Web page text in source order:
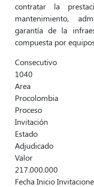
contratar la
mantenimiento,
garantía de la
compuesta por
Consecutivo
1040
Area
Procolombia
Proceso
Invitación
Estado
Adjudicado
Valor
217.000.000
Fecha Inicio